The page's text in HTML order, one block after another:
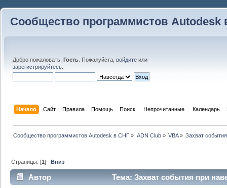
Сообщество программистов Autodesk
Добро пожаловать, Гость . Пожалуйста, войдите или
зарегистрируйтесь
Начало Сайт Правила Помощь Поиск Непрочитанные Календарь
Сообщество программистов Autodesk в СНГ » ADN Club» VBA» Захват
Страницы: [1]Вниз
Автор
Тема: Захват события при